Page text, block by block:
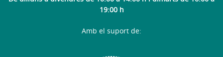
19:00 h
Amb el suport de: